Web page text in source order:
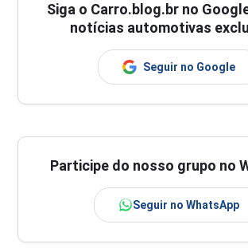
Siga o Carro.blog.br no
notícias automotivas
Seguir no Google
Participe do nosso grupo no
Seguir no WhatsApp